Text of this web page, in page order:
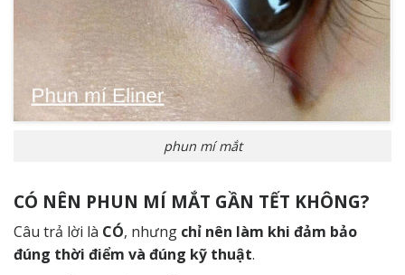
phun mí mắt
CÓ NÊN PHUN MÍ MẮT GẦN TẾT KHÔNG?
Câu trả lời là CÓ, nhưng chỉ nên làm khi đảm bảo
đúng thời điểm và đúng kỹ thuật.